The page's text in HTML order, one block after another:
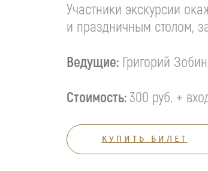
Участники экскурсии
и праздничным столом,
Ведущие: Григорий
Стоимость:300 руб. +
КУПИТЬ БИЛЕТ